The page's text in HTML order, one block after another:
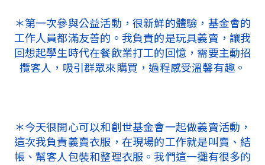
＊第一次參與公益活動，很新鮮的體驗，基金會的
工作人員都滿友善的。我負責的是玩具義賣，讓我
回想起學生時代在餐飲業打工的回憶，需要主動招
攬客人，吸引群眾來購買，過程感受溫馨有趣。
＊今天很開心可以和創世基金會一起做義賣活動，
這次我負責義賣衣服，在現場的工作就是叫賣、結
帳、幫客人包裝和整理衣服。我們這一攤有很多的